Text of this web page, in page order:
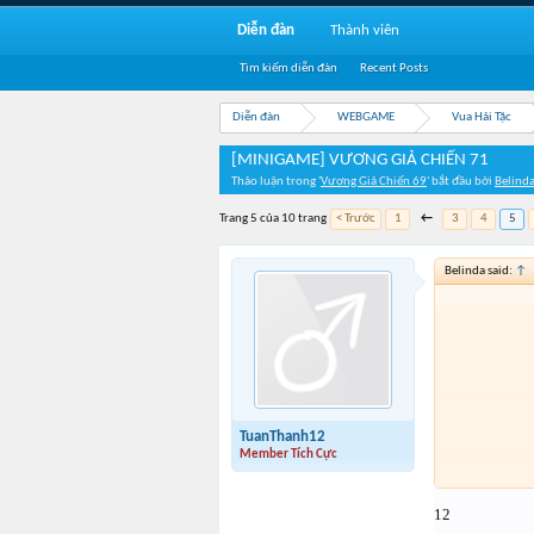
Diễn đàn WEBGAME Vua Hải Tặc
[MINIGAME] VƯƠNG GIẢ CHIẾN 71
Thảo luận trong 'Vương Giả Chiến 69' bắt đầu bởi Belinda
Trang 5 của 10 trang < Trước 1 ← 3 4 5
TuanThanh12
Member Tích Cực
Belinda said: ↑
12
Diễn đàn
Tìm kiếm diễn đàn Recent Posts
Thành viên